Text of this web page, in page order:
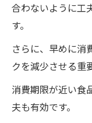
合わないように工
す。
さらに、早めに消
クを減少させる重
消費期限が近い食
夫も有効です。